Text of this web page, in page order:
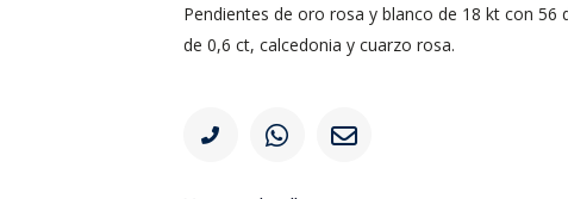
Pendientes de oro rosa y blanco de 18 kt con 56
de 0,6 ct, calcedonia y cuarzo rosa.